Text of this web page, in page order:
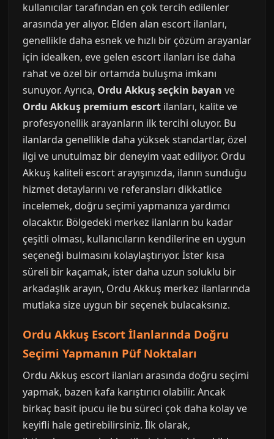
kullanıcılar tarafından en çok tercih edilenler
arasında yer alıyor. Elden alan escort ilanları,
genellikle daha esnek ve hızlı bir çözüm arayanlar
için idealken, eve gelen escort ilanları ise daha
rahat ve özel bir ortamda buluşma imkanı
sunuyor. Ayrıca, Ordu Akkuş seçkin bayan ve
Ordu Akkuş premium escort ilanları, kalite ve
profesyonellik arayanların ilk tercihi oluyor. Bu
ilanlarda genellikle daha yüksek standartlar, özel
ilgi ve unutulmaz bir deneyim vaat ediliyor. Ordu
Akkuş kaliteli escort arayışınızda, ilanın sunduğu
hizmet detaylarını ve referansları dikkatlice
incelemek, doğru seçimi yapmanıza yardımcı
olacaktır. Bölgedeki merkez ilanların bu kadar
çeşitli olması, kullanıcıların kendilerine en uygun
seçeneği bulmasını kolaylaştırıyor. İster kısa
süreli bir kaçamak, ister daha uzun soluklu bir
arkadaşlık arayın, Ordu Akkuş merkez ilanlarında
mutlaka size uygun bir seçenek bulacaksınız.
Ordu Akkuş Escort İlanlarında Doğru
Seçimi Yapmanın Püf Noktaları
Ordu Akkuş escort ilanları arasında doğru seçimi
yapmak, bazen kafa karıştırıcı olabilir. Ancak
birkaç basit ipucu ile bu süreci çok daha kolay ve
keyifli hale getirebilirsiniz. İlk olarak,